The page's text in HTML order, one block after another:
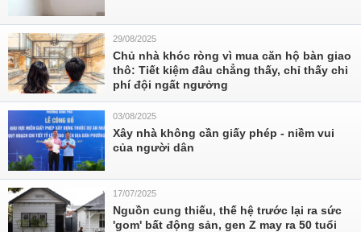
29/08/2025
Chủ nhà khóc ròng vì mua căn hộ bàn giao
thô: Tiết kiệm đâu chẳng thấy, chỉ thấy chi
phí đội ngất ngưởng
03/08/2025
Xây nhà không cần giấy phép - niềm vui
của người dân
17/07/2025
Nguồn cung thiếu, thế hệ trước lại ra sức
'gom' bất động sản, gen Z may ra 50 tuổi